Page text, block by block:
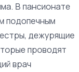
В пансионате
подопечным
дежурящие
проводят
врач